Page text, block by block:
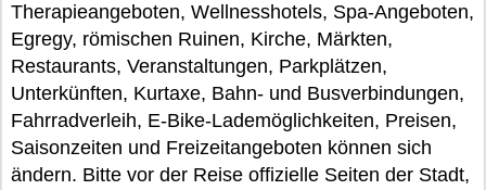
Therapieangeboten, Wellnesshotels, Spa-Angeboten,
Egregy, römischen Ruinen, Kirche, Märkten,
Restaurants, Veranstaltungen, Parkplätzen,
Unterkünften, Kurtaxe, Bahn- und Busverbindungen,
Fahrradverleih, E-Bike-Lademöglichkeiten, Preisen,
Saisonzeiten und Freizeitangeboten können sich
ändern. Bitte vor der Reise offizielle Seiten der Stadt,